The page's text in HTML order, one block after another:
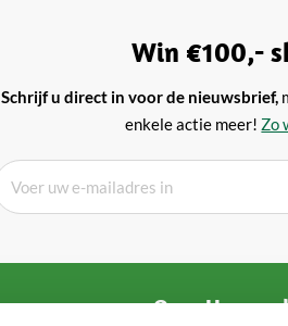
Win €100,-
Schrijf u direct in voor de nieuwsbrief,
enkele actie meer! Zo
Over